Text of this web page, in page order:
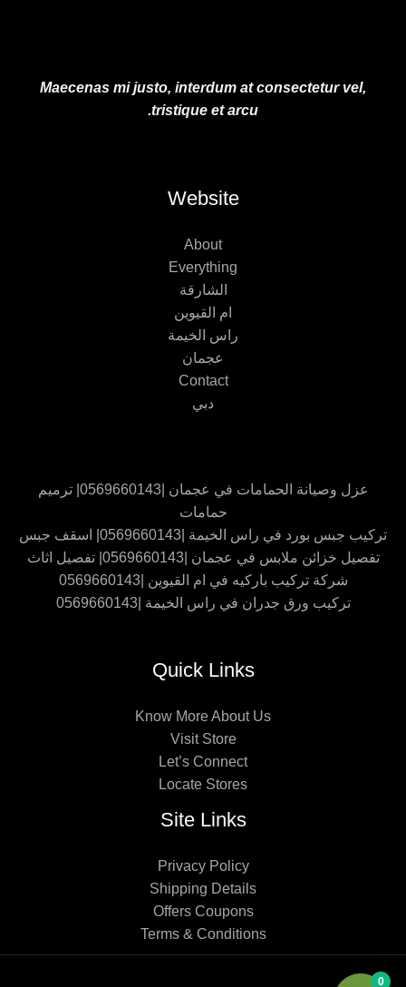
Maecenas mi justo, interdum at consectetur vel,
tristique et arcu.
Website
About
Everything
الشارقة
ام القيوين
راس الخيمة
عجمان
Contact
دبي
عزل وصيانة الحمامات في عجمان |0569660143| ترميم
حمامات
تركيب جبس بورد في راس الخيمة |0569660143| اسقف جبس
تفصيل خزائن ملابس في عجمان |0569660143| تفصيل اثاث
شركة تركيب باركيه في ام القيوين |0569660143
تركيب ورق جدران في راس الخيمة |0569660143
Quick Links
Know More About Us
Visit Store
Let’s Connect
Locate Stores
Site Links
Privacy Policy
Shipping Details
Offers Coupons
Terms & Conditions
0